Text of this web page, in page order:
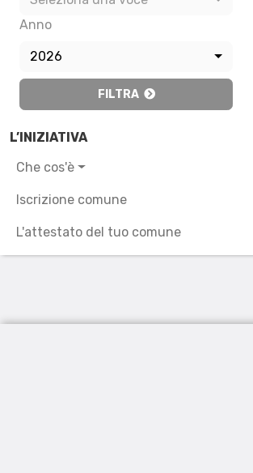
Anno
2026
FILTRA
L’INIZIATIVA
Che cos'è
Iscrizione comune
L'attestato del tuo comune